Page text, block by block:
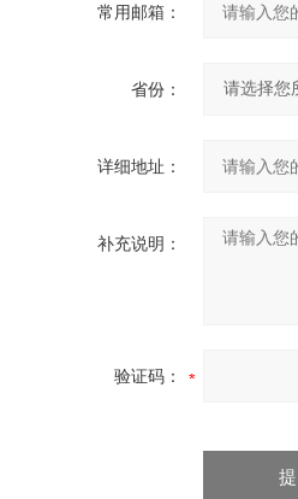
常用邮箱：
省份：
详细地址：
补充说明：
验证码：